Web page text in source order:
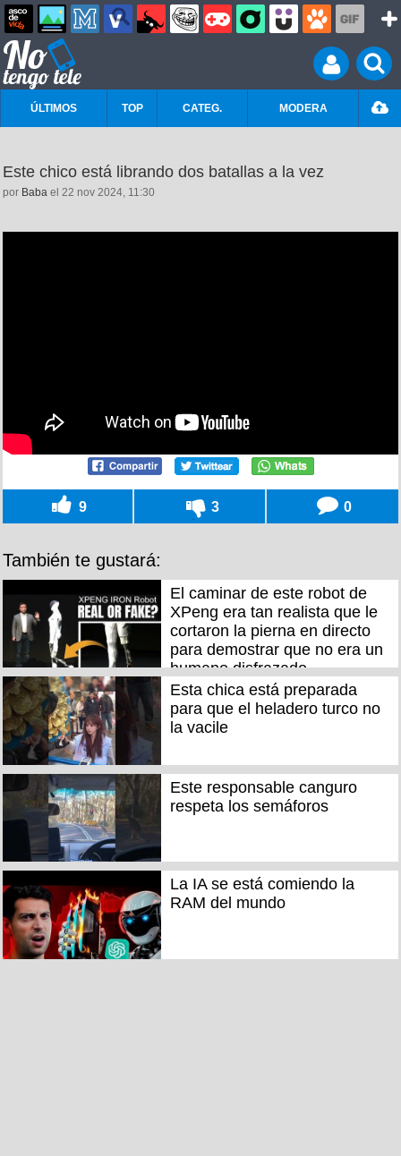
ÚLTIMOS TOP CATEG. MODERA
Este chico está librando dos batallas a la vez
por Baba el 22 nov 2024, 11:30
9 3 0
También te gustará:
El caminar de este robot de
XPeng era tan realista que le
cortaron la pierna en directo
para demostrar que no era un
humano disfrazado
Esta chica está preparada
para que el heladero turco no
la vacile
Este responsable canguro
respeta los semáforos
La IA se está comiendo la
RAM del mundo